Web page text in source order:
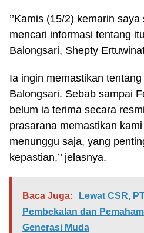
’’Kamis (15/2) kemarin
mencari informasi tentang
Balongsari, Shepty
Ia ingin memastikan
Balongsari. Sebab sampai
belum ia terima secara
prasarana memastikan
menunggu saja, yang
kepastian,’’ jelasnya.
Baca Juga:
Lewat CSR,
Pembekalan dan
Generasi Muda